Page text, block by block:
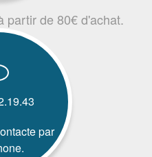
partir de 80€ d'achat.
par